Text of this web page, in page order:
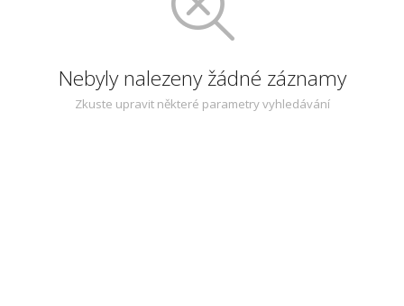
Nebyly nalezeny žádné záznamy
Zkuste upravit některé parametry vyhledávání